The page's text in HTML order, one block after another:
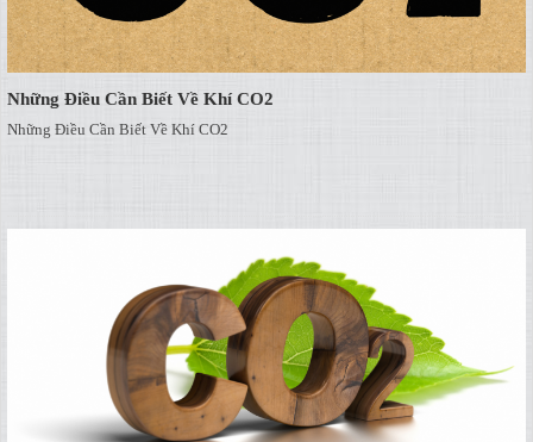
Những Điều Cần Biết Về Khí CO2
Những Điều Cần Biết Về Khí CO2